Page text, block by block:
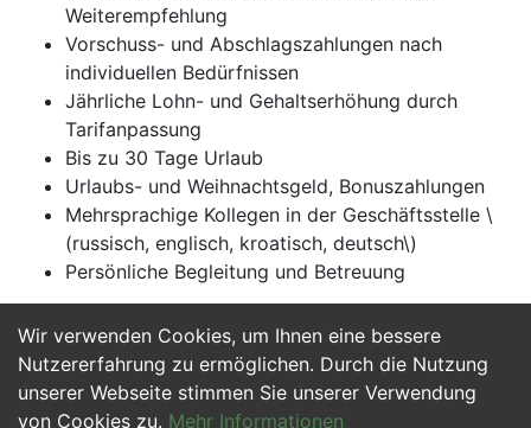
Wir verwenden Cookies, um Ihnen eine bessere
Nutzererfahrung zu ermöglichen. Durch die Nutzung
unserer Webseite stimmen Sie unserer Verwendung
von Cookies zu. Mehr Informationen
Weiterempfehlung
Vorschuss- und Abschlagszahlungen nach
individuellen Bedürfnissen
Jährliche Lohn- und Gehaltserhöhung durch
Tarifanpassung
Bis zu 30 Tage Urlaub
Urlaubs- und Weihnachtsgeld, Bonuszahlungen
Mehrsprachige Kollegen in der Geschäftsstelle \
(russisch, englisch, kroatisch, deutsch\)
Persönliche Begleitung und Betreuung
Jetzt Bewerben